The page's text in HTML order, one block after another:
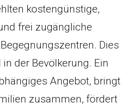
kostengünstige,
frei zugängliche
Dies
der Bevölkerung. Ein
Angebot, bringt
zusammen, fördert